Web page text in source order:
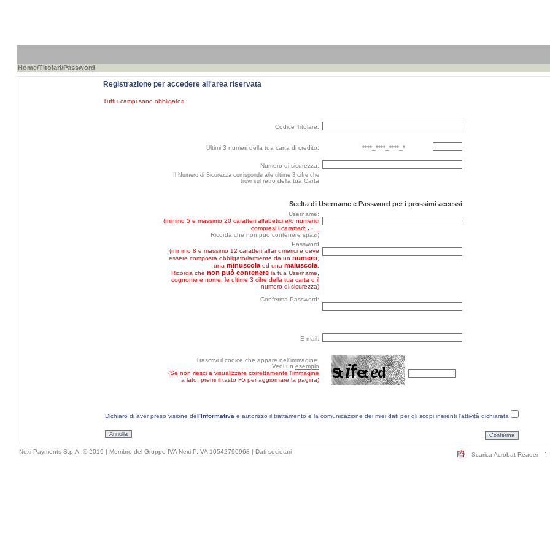
Home/Titolari/Password
Registrazione per accedere all'area riservata
Tutti i campi sono obbligatori
Codice Titolare:
Ultimi 3 numeri della tua carta di credito: ****_****_****_*
Numero di sicurezza:
Il Numero di Sicurezza corrisponde alle ultime 3 cifre che
trovi sul retro della tua Carta
Scelta di Username e Password per i prossimi accessi
Username:
(minimo 5 e massimo 20 caratteri alfabetici e/o numerici
compresi i caratteri: . - _
Ricorda che non può contenere spazi)
Password
(minimo 8 e massimo 12 caratteri alfanumerici e deve
essere composta obbligatoriarmente da un numero,
una minuscolaed una maiuscola.
Ricorda che non può contenerela tua Username,
cognome e nome, le ultime 3 cifre della tua carta o il
numero di sicurezza)
Conferma Password:
E-mail:
Trascrivi il codice che appare nell'immagine.
Vedi un esempio
(Se non riesci a visualizzare correttamente l'immagine
a lato, premi il tasto F5 per aggiornare la pagina)
Dichiaro di aver preso visione dell'Informativa e autorizzo il trattamento e la comunicazione dei miei dati per gli scopi inerenti l'attività dichiarata
Annulla
Nexi Payments S.p.A. © 2019 | Membro del Gruppo IVA Nexi P.IVA 10542790968 | Dati societari Scarica Acrobat Reader